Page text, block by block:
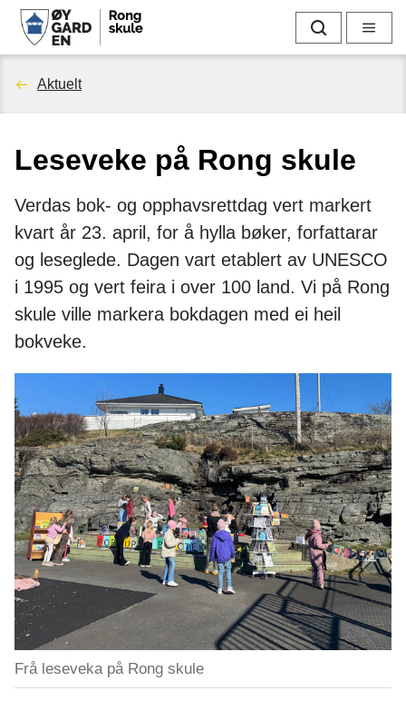
R
o
g
s
k
u
l
Søk Meny
Du
her:
Aktuelt
Leseveke på Rong skule
Verdas bok- og opphavsrettdag vert markert
kvart år 23. april, for å hylla bøker, forfattarar
og leseglede. Dagen vart etablert av UNESCO
i 1995 og vert feira i over 100 land. Vi på Rong
skule ville markera bokdagen med ei heil
bokveke.
Frå leseveka på Rong skule